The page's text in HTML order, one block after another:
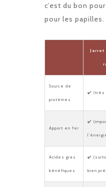
c’est du bon
pour les papilles.
Jarret
Source de
protéines
✔️ (très
Apport en fer
✔️
Acides gras
bénéfiques
✔️
bien